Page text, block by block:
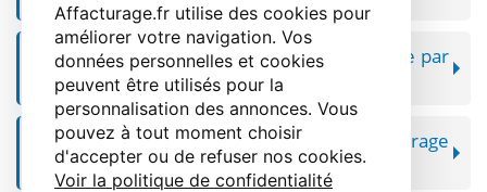
Affacturage.fr utilise des cookies pour
améliorer votre navigation. Vos
données personnelles et cookies
peuvent être utilisés pour la
personnalisation des annonces. Vous
pouvez à tout moment choisir
d'accepter ou de refuser nos cookies.
Voir la politique de confidentialité
28. Faut-il faire relire le contrat d'affacturage par
un expert ?
29. Quel est le profil du bon contrat d'affacturage